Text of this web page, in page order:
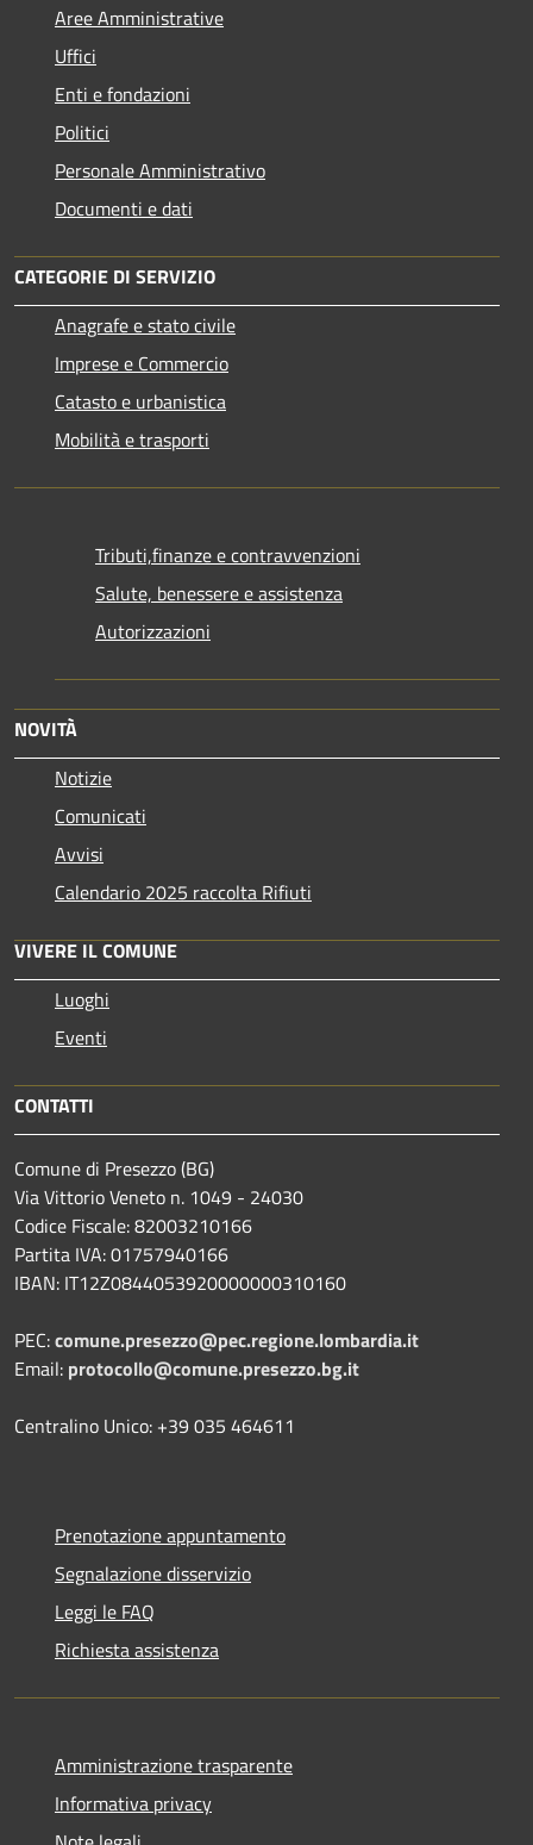
Aree Amministrative
Uffici
Enti e fondazioni
Politici
Personale Amministrativo
Documenti e dati
CATEGORIE DI SERVIZIO
Anagrafe e stato civile
Imprese e Commercio
Catasto e urbanistica
Mobilità e trasporti
Tributi,finanze e contravvenzioni
Salute, benessere e assistenza
Autorizzazioni
NOVITÀ
Notizie
Comunicati
Avvisi
Calendario 2025 raccolta Rifiuti
VIVERE IL COMUNE
Luoghi
Eventi
CONTATTI
Comune di Presezzo (BG)
Via Vittorio Veneto n. 1049 - 24030
Codice Fiscale: 82003210166
Partita IVA: 01757940166
IBAN: IT12Z0844053920000000310160
PEC:comune.presezzo@pec.regione.lombardia.it
Email: protocollo@comune.presezzo.bg.it
Centralino Unico: +39 035 464611
Prenotazione appuntamento
Segnalazione disservizio
Leggi le FAQ
Richiesta assistenza
Amministrazione trasparente
Informativa privacy